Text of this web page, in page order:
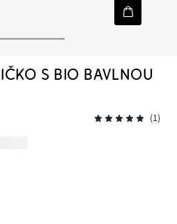
S BIO BAVLNOU
(1)